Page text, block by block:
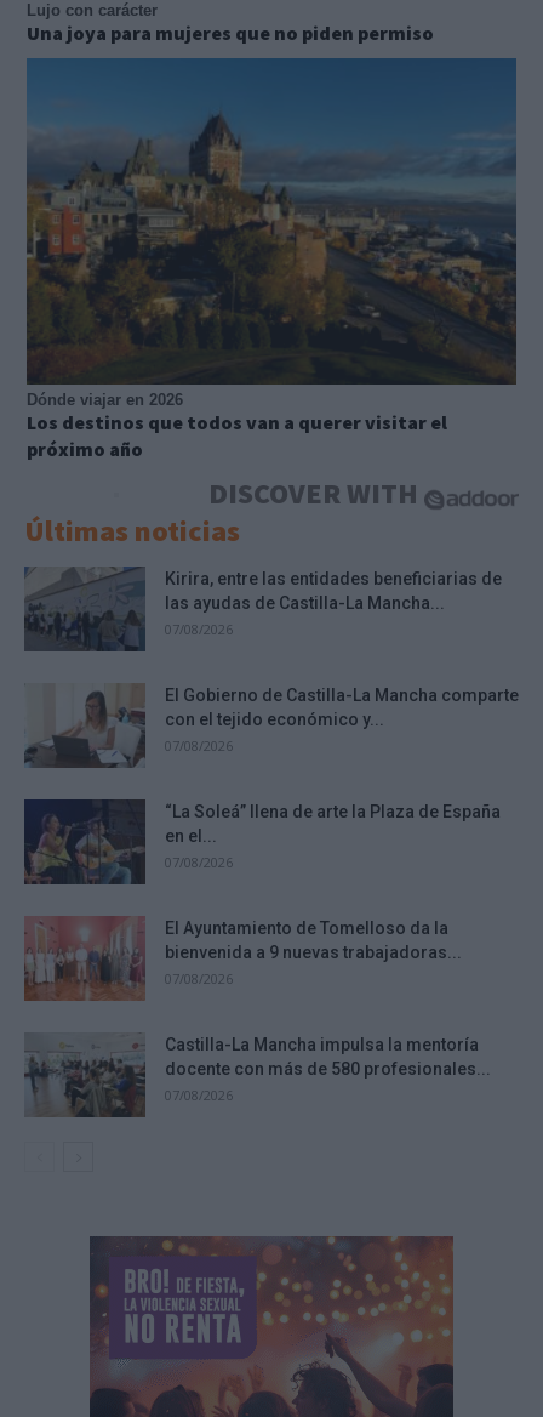
Lujo con carácter
Una joya para mujeres que no piden permiso
Dónde viajar en 2026
Los destinos que todos van a querer visitar el
próximo año
DISCOVER WITH
Últimas noticias
Kirira, entre las entidades beneficiarias de
las ayudas de Castilla-La Mancha...
07/08/2026
El Gobierno de Castilla-La Mancha comparte
con el tejido económico y...
07/08/2026
“La Soleá” llena de arte la Plaza de España
en el...
07/08/2026
El Ayuntamiento de Tomelloso da la
bienvenida a 9 nuevas trabajadoras...
07/08/2026
Castilla-La Mancha impulsa la mentoría
docente con más de 580 profesionales...
07/08/2026